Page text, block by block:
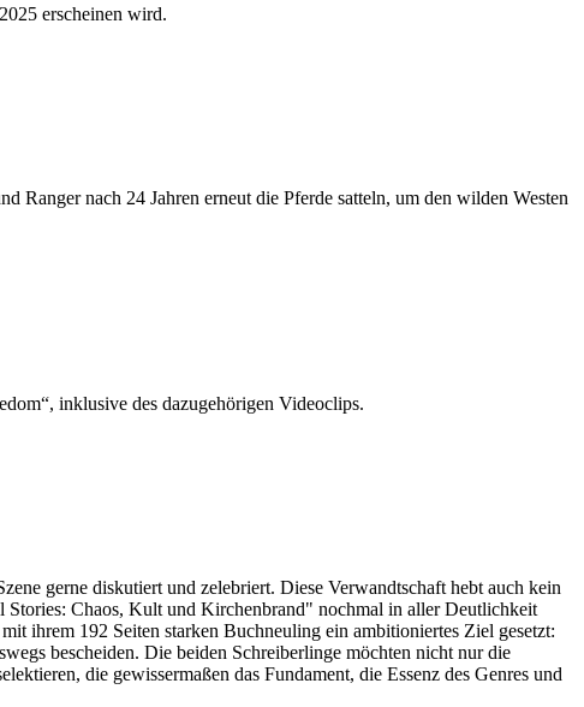
erscheinen wird.
Ranger nach 24 Jahren erneut die Pferde satteln, um den wilden Westen
inklusive des dazugehörigen Videoclips.
gerne diskutiert und zelebriert. Diese Verwandtschaft hebt auch kein
Chaos, Kult und Kirchenbrand" nochmal in aller Deutlichkeit
ihrem 192 Seiten starken Buchneuling ein ambitioniertes Ziel gesetzt:
bescheiden. Die beiden Schreiberlinge möchten nicht nur die
die gewissermaßen das Fundament, die Essenz des Genres und